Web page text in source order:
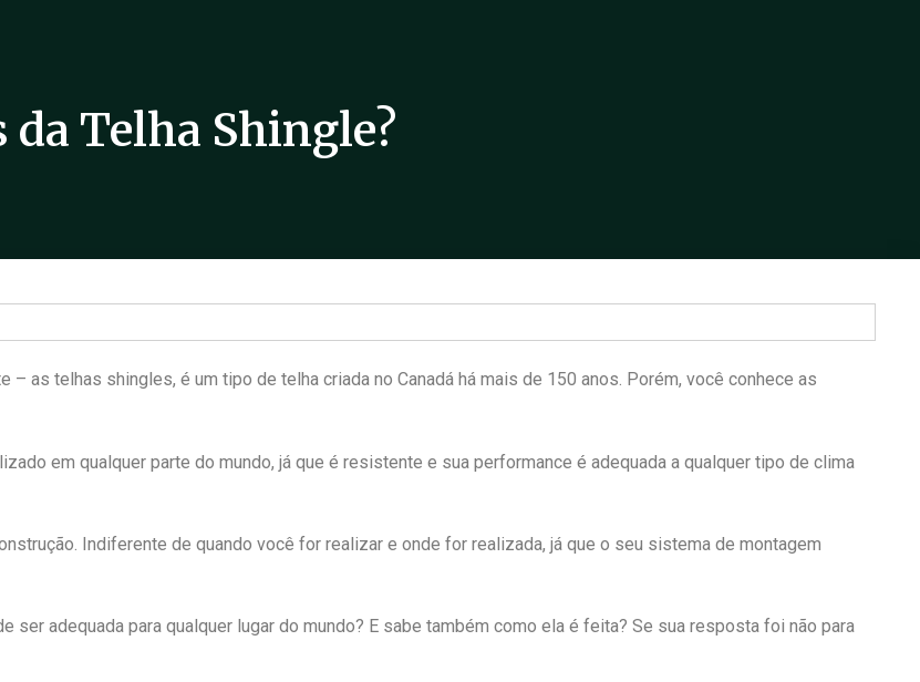
da Telha Shingle?
as telhas shingles, é um tipo de telha criada no Canadá há mais de 150 anos. Porém, você conhece as
em qualquer parte do mundo, já que é resistente e sua performance é adequada a qualquer tipo de clima
Indiferente de quando você for realizar e onde for realizada, já que o seu sistema de montagem
adequada para qualquer lugar do mundo? E sabe também como ela é feita? Se sua resposta foi não para